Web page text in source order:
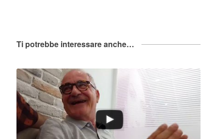
Ti potrebbe interessare anche…